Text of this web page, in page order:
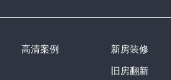
高清案例
新房装修
旧房翻新